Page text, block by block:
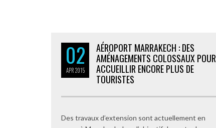
02
APR2015
AÉROPORT MARRAKECH : DES
AMÉNAGEMENTS COLOSSAUX POUR
ACCUEILLIR ENCORE PLUS DE
TOURISTES
Des travaux d’extension sont actuellement en